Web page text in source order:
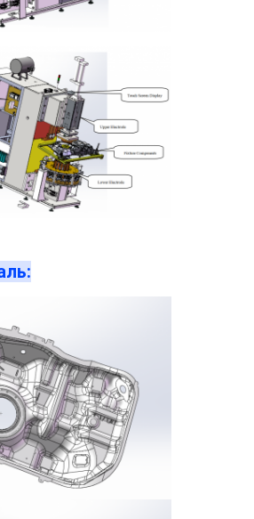
пистолет для точечной сварки
лазера
шпилек
гайки
балансировщик
автомобиля
пятна разряда конденсатора